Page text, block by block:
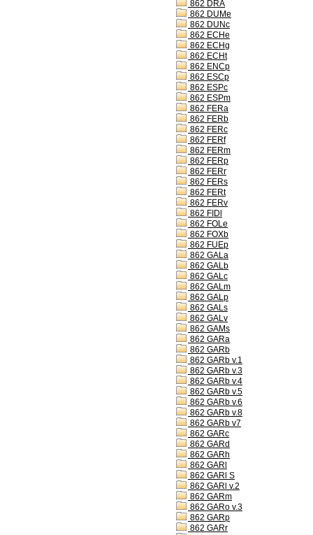
862 DRA
862 DUMe
862 DUNc
862 ECHe
862 ECHg
862 ECHt
862 ENCp
862 ESCp
862 ESPc
862 ESPm
862 FERa
862 FERb
862 FERc
862 FERf
862 FERm
862 FERp
862 FERr
862 FERs
862 FERt
862 FERv
862 FIDl
862 FOLe
862 FOXb
862 FUEp
862 GALa
862 GALb
862 GALc
862 GALm
862 GALp
862 GALs
862 GALv
862 GAMs
862 GARa
862 GARb
862 GARb v.1
862 GARb v.3
862 GARb v.4
862 GARb v.5
862 GARb v.6
862 GARb v.8
862 GARb v7
862 GARc
862 GARd
862 GARh
862 GARl
862 GARl S
862 GARl v.2
862 GARm
862 GARo v.3
862 GARp
862 GARr